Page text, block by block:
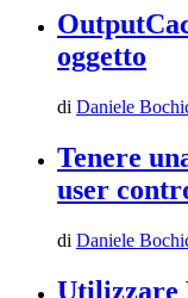
oggetto
di Daniele
Tenere
user
di Daniele
Utilizzare